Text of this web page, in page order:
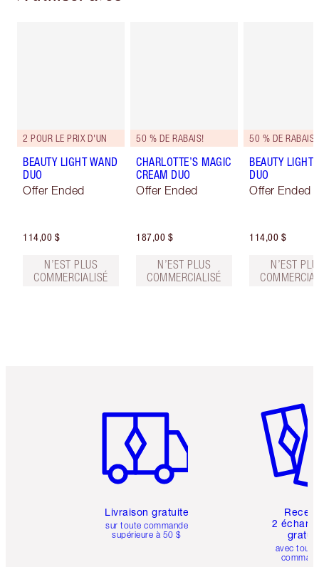
2 POUR LE PRIX D'UN
BEAUTY LIGHT WAND
DUO
Offer Ended
114,00 $
N’EST PLUS
COMMERCIALISÉ
50 % DE RABAIS!
CHARLOTTE’S MAGIC
CREAM DUO
Offer Ended
187,00 $
N’EST PLUS
COMMERCIALISÉ
50 % DE RABAIS!
BEAUTY LIGHT
DUO
Offer Ended
114,00 $
N’EST
Livraison gratuite
sur toute commande
supérieure à 50 $
2
avec